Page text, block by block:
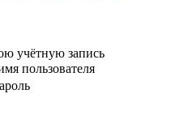
учётную запись
пользователя